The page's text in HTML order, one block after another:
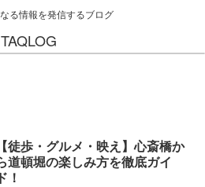
る情報を発信するブログ
TAQLOG
【徒歩・グルメ・映え】心斎橋か
道頓堀の楽しみ方を徹底ガイ
ド！